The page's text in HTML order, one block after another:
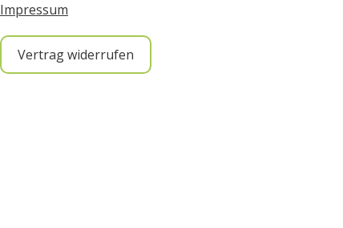
Impressum
Vertrag widerrufen